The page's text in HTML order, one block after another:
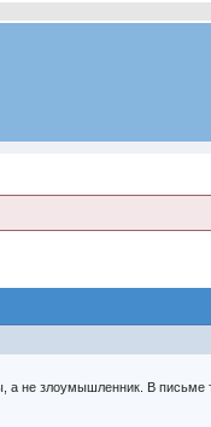
а не злоумышленник. В